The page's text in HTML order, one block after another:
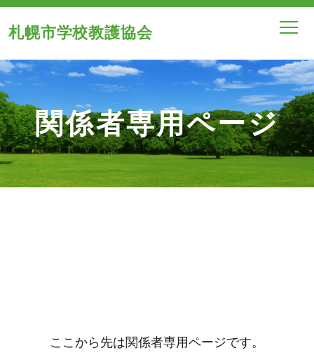
札幌市学校教護協会
関係者専用ページ
ここから先は関係者専用ページです。